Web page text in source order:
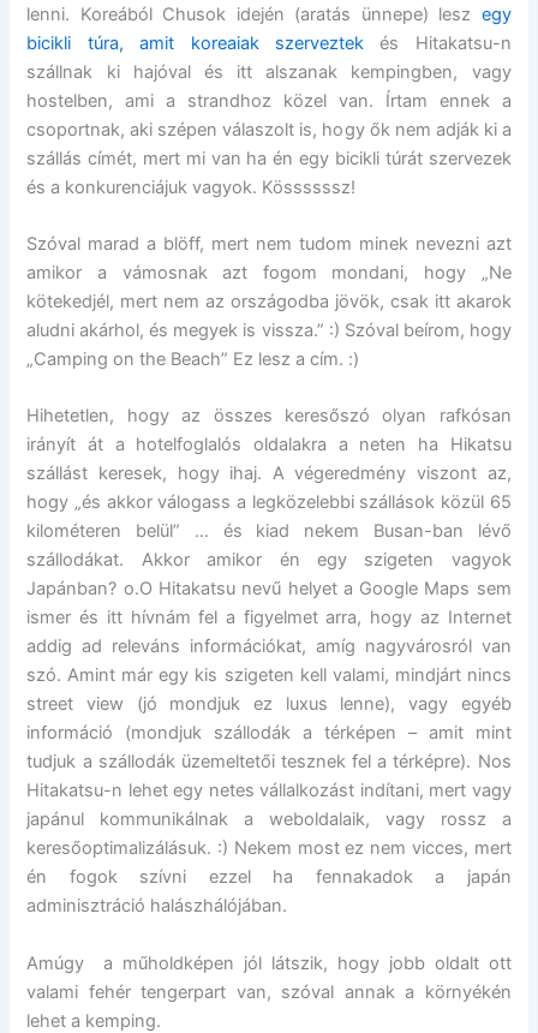
lenni. Koreából Chusok idején (aratás ünnepe) lesz egy
bicikli túra, amit koreaiak szerveztekés Hitakatsu-n
szállnak ki hajóval és itt alszanak kempingben, vagy
hostelben, ami a strandhoz közel van. Írtam ennek a
csoportnak, aki szépen válaszolt is, hogy ők nem adják ki a
szállás címét, mert mi van ha én egy bicikli túrát szervezek
és a konkurenciájuk vagyok. Kössssssz!
Szóval marad a blöff, mert nem tudom minek nevezni azt
amikor a vámosnak azt fogom mondani, hogy „Ne
kötekedjél, mert nem az országodba jövök, csak itt akarok
aludni akárhol, és megyek is vissza.” :) Szóval beírom, hogy
„Camping on the Beach” Ez lesz a cím. :)
Hihetetlen, hogy az összes keresőszó olyan rafkósan
irányít át a hotelfoglalós oldalakra a neten ha Hikatsu
szállást keresek, hogy ihaj. A végeredmény viszont az,
hogy „és akkor válogass a legközelebbi szállások közül 65
kilométeren belül” … és kiad nekem Busan-ban lévő
szállodákat. Akkor amikor én egy szigeten vagyok
Japánban? o.O Hitakatsu nevű helyet a Google Maps sem
ismer és itt hívnám fel a figyelmet arra, hogy az Internet
addig ad releváns információkat, amíg nagyvárosról van
szó. Amint már egy kis szigeten kell valami, mindjárt nincs
street view (jó mondjuk ez luxus lenne), vagy egyéb
információ (mondjuk szállodák a térképen – amit mint
tudjuk a szállodák üzemeltetői tesznek fel a térképre). Nos
Hitakatsu-n lehet egy netes vállalkozást indítani, mert vagy
japánul kommunikálnak a weboldalaik, vagy rossz a
keresőoptimalizálásuk. :) Nekem most ez nem vicces, mert
én fogok szívni ezzel ha fennakadok a japán
adminisztráció halászhálójában.
Amúgy a műholdképen jól látszik, hogy jobb oldalt ott
valami fehér tengerpart van, szóval annak a környékén
lehet a kemping.